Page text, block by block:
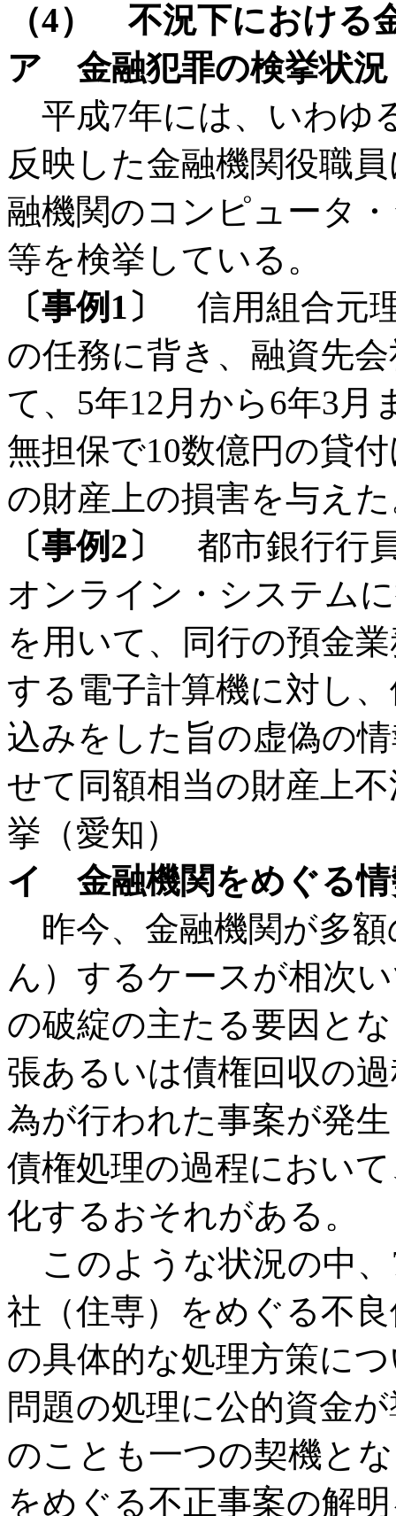
（4） 不況下における
ア 金融犯罪の検挙状況
平成7年には、いわゆ
反映した金融機関役職
融機関のコンピュータ
等を検挙している。
〔事例1〕
信用組合元
の任務に背き、融資先
て、5年12月から6年3月
無担保で10数億円の貸
の財産上の損害を与え
〔事例2〕
都市銀行行
オンライン・システム
を用いて、同行の預金
する電子計算機に対し
込みをした旨の虚偽の
せて同額相当の財産上
挙（愛知）
イ 金融機関をめぐる情
昨今、金融機関が多額
ん）するケースが相次
の破綻の主たる要因と
張あるいは債権回収の
為が行われた事案が発
債権処理の過程におい
化するおそれがある。
このような状況の中、
社（住専）をめぐる不
の具体的な処理方策に
問題の処理に公的資金
のことも一つの契機と
をめぐる不正事案の解